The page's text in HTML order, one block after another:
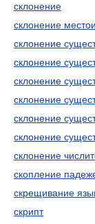
склонение
склонение
склонение
склонение
склонение
склонение
склонение
склонение
склонение
скопление
скрещивание
скрипт